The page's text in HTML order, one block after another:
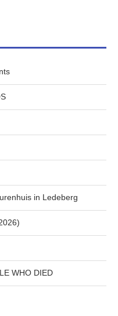
in Ledeberg
WHO DIED